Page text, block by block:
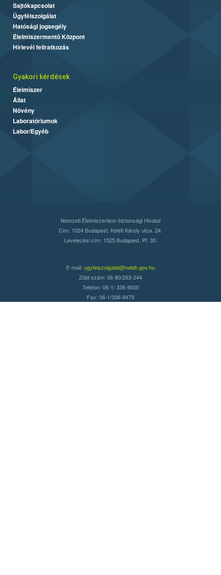
Sajtókapcsolat
Ügyfélszolgálat
Hatósági jogsegély
Élelmiszermentő Központ
Hírlevél feliratkozás
Gyakori kérdések
Élelmiszer
Állat
Növény
Laboratóriumok
Labor/Egyéb
Nemzeti Élelmiszerlánc-biztonsági Hivatal
Cím: 1024 Budapest, Keleti Károly utca. 24.
Levelezési cím: 1525 Budapest. Pf. 30.
E-mail: ugyfelszolgalat@nebih.gov.hu
Zöld szám: 06-80/263-244
Telefon: 06-1/ 336-9000
Fax: 06-1/336-9479